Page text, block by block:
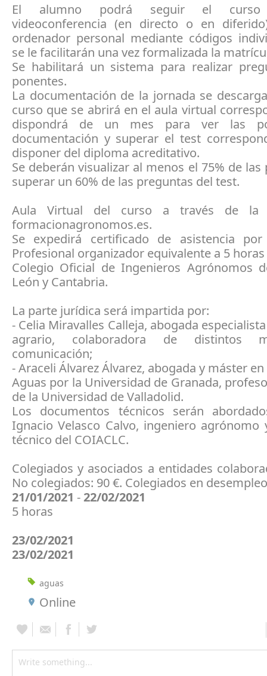
El alumno podrá seguir el curso
videoconferencia (en directo o en
ordenador personal mediante códigos
se le facilitarán una vez formalizada la
Se habilitará un sistema para realizar
ponentes.
La documentación de la jornada se
curso que se abrirá en el aula virtual
dispondrá de un mes para ver las
documentación y superar el test
disponer del diploma acreditativo.
Se deberán visualizar al menos el 75% de las
superar un 60% de las preguntas del test.
Aula Virtual del curso a través de la
formacionagronomos.es.
Se expedirá certificado de asistencia
Profesional organizador equivalente a 5
Colegio Oficial de Ingenieros Agrónomos
León y Cantabria.
La parte jurídica será impartida por:
- Celia Miravalles Calleja, abogada
agrario, colaboradora de distintos
comunicación;
- Araceli Álvarez Álvarez, abogada y máster
Aguas por la Universidad de Granada,
de la Universidad de Valladolid.
Los documentos técnicos serán
Ignacio Velasco Calvo, ingeniero agrónomo
técnico del COIACLC.
Colegiados y asociados a entidades
No colegiados: 90 €. Colegiados en
21/01/2021 -22/02/2021
5 horas
23/02/2021
23/02/2021
aguas
Online